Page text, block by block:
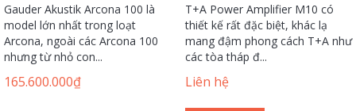
Gauder Akustik Arcona 100 là
model lớn nhất trong loạt
Arcona, ngoài các Arcona 100
nhưng từ nhỏ con...
165.600.000₫
T+A Power Amplifier M10 có
thiết kế rất đặc biệt, khác lạ
mang đậm phong cách T+A như
các tòa tháp đ...
Liên hệ